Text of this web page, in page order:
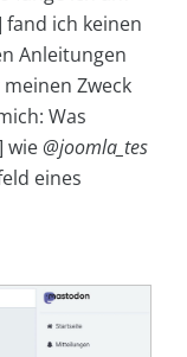
ich keinen
Anleitungen
Zweck
Was
wie@joomla_tes
eines